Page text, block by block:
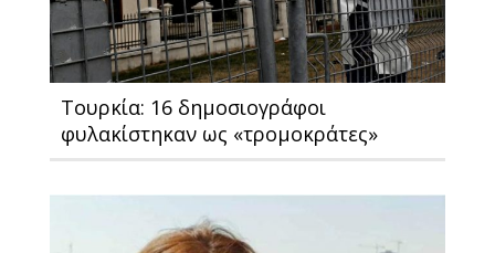
Toυρκία: 16 δημοσιογράφοι
φυλακίστηκαν ως «τρομοκράτες»